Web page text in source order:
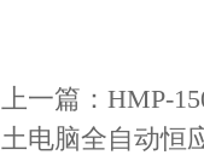
上一篇： HMP-
土电脑全自动恒